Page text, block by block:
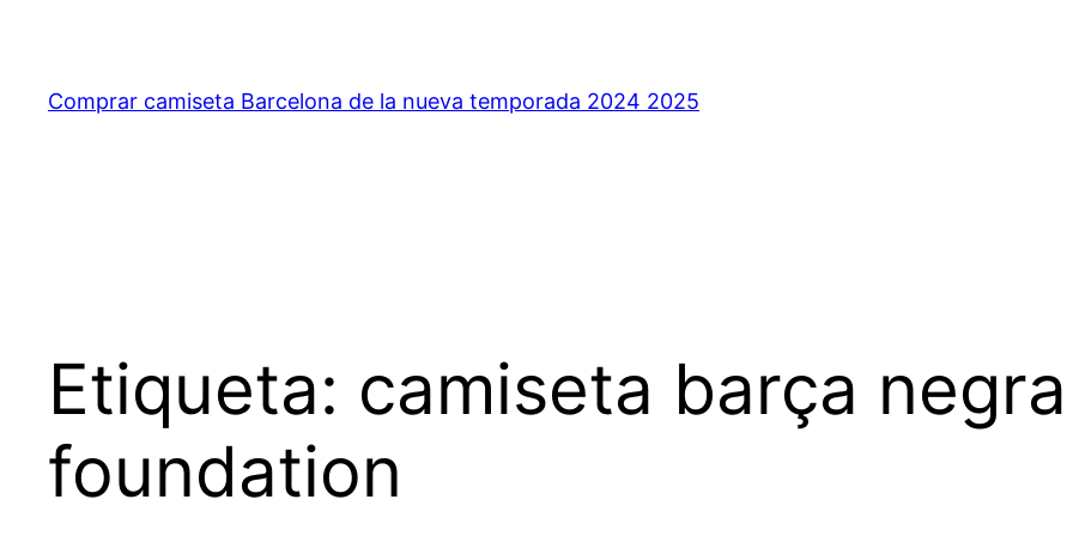
contenido
Comprar camiseta Barcelona de la nueva temporada 2024 2025
Etiqueta: camiseta barça
foundation